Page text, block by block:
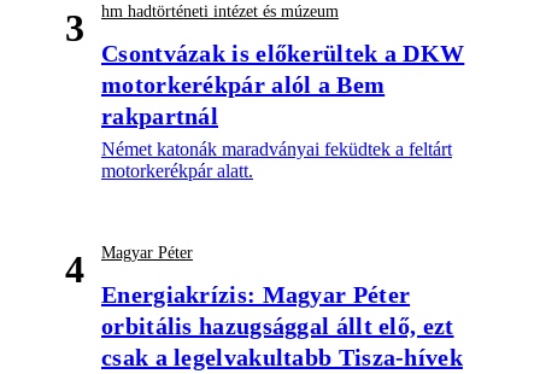
3 hm hadtörténeti intézet és múzeum
Csontvázak is előkerültek a DKW
motorkerékpár alól a Bem
rakpartnál
Német katonák maradványai feküdtek a feltárt
motorkerékpár alatt.
4 Magyar Péter
Energiakrízis: Magyar Péter
orbitális hazugsággal állt elő, ezt
csak a legelvakultabb Tisza-hívek